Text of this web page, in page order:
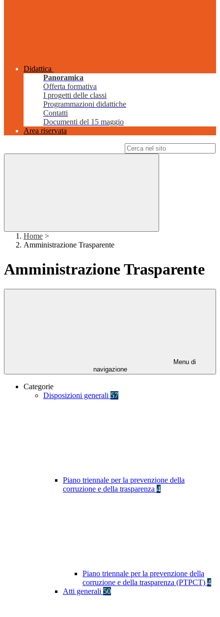
Didattica
Panoramica
Offerta formativa
I progetti delle classi
Programmazioni didattiche
Contatti
Documenti del 15 maggio
Area riservata
Home >
Amministrazione Trasparente
Amministrazione Trasparente
Menu di
navigazione
Categorie
Disposizioni generali 57
Piano triennale per la prevenzione della
corruzione e della trasparenza 4
Piano triennale per la prevenzione della
corruzione e della trasparenza (PTPCT) 4
Atti generali 50